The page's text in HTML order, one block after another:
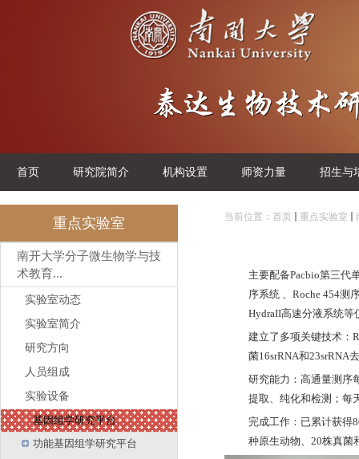
首页 研究院简介 机构设置 师资力量 招生与
重点实验室
南开大学分子微生物学与技
术教育...
实验室动态
实验室简介
研究方向
人员组成
实验设备
基因组学研究平台
功能基因组学研究平台
当前位置： 首页 重点实验室
主要配备Pacbio第三代
序系统 、Roche 454测
HydraII高速分液系统等
建立了多项关键技术：
菌16srRNA和23srRNA
研究能力：高通量测序
提取、纯化和检测；每
完成工作：已累计获得
种原生动物、20株真菌